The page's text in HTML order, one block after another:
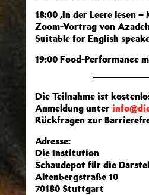
18:00 ,In der Leere lesen
Zoom-Vortrag von
Suitable for English
19:00 Food-Performance
Die Teilnahme ist
Anmeldung unter
Rückfragen zur
Adresse:
Die Institution
Schaudepot für die
Altenbergstraße 10
70180 Stuttgart